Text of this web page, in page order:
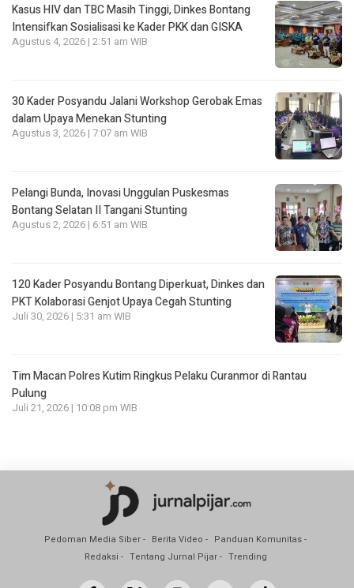
Kasus HIV dan TBC Masih Tinggi, Dinkes Bontang
Intensifkan Sosialisasi ke Kader PKK dan GISKA
Agustus 4, 2026 | 2:51 am WIB
30 Kader Posyandu Jalani Workshop Gerobak Emas
dalam Upaya Menekan Stunting
Agustus 3, 2026 | 7:07 am WIB
Pelangi Bunda, Inovasi Unggulan Puskesmas
Bontang Selatan II Tangani Stunting
Agustus 2, 2026 | 6:51 am WIB
120 Kader Posyandu Bontang Diperkuat, Dinkes dan
PKT Kolaborasi Genjot Upaya Cegah Stunting
Juli 30, 2026 | 5:31 am WIB
Tim Macan Polres Kutim Ringkus Pelaku Curanmor di Rantau
Pulung
Juli 21, 2026 | 10:08 pm WIB
Pedoman Media Siber Berita Video
Panduan Komunitas
Redaksi
Tentang Jurnal Pijar Trending